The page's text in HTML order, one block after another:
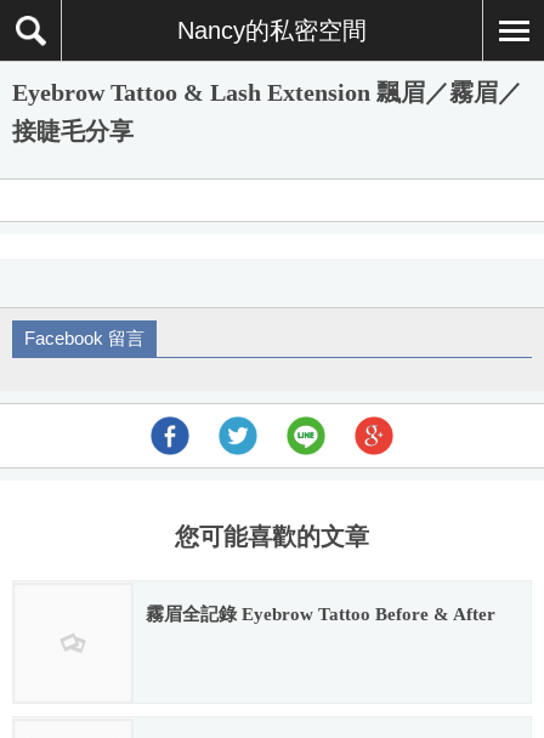
Nancy的私密空間
Eyebrow Tattoo & Lash Extension 飄眉／霧眉／
接睫毛分享
Facebook 留言
您可能喜歡的文章
霧眉全記錄 Eyebrow Tattoo Before & After